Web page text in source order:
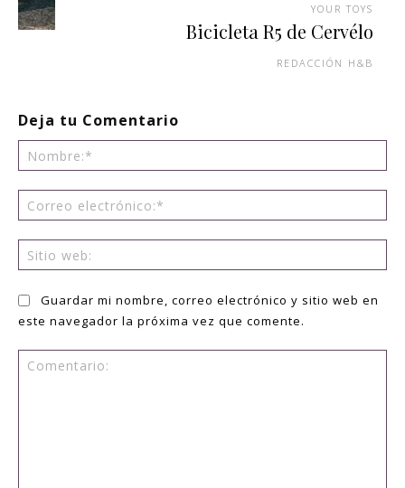
YOUR TOYS
Bicicleta R5 de Cervélo
REDACCIÓN H&B
Deja tu Comentario
Guardar mi nombre, correo electrónico y sitio web en
este navegador la próxima vez que comente.